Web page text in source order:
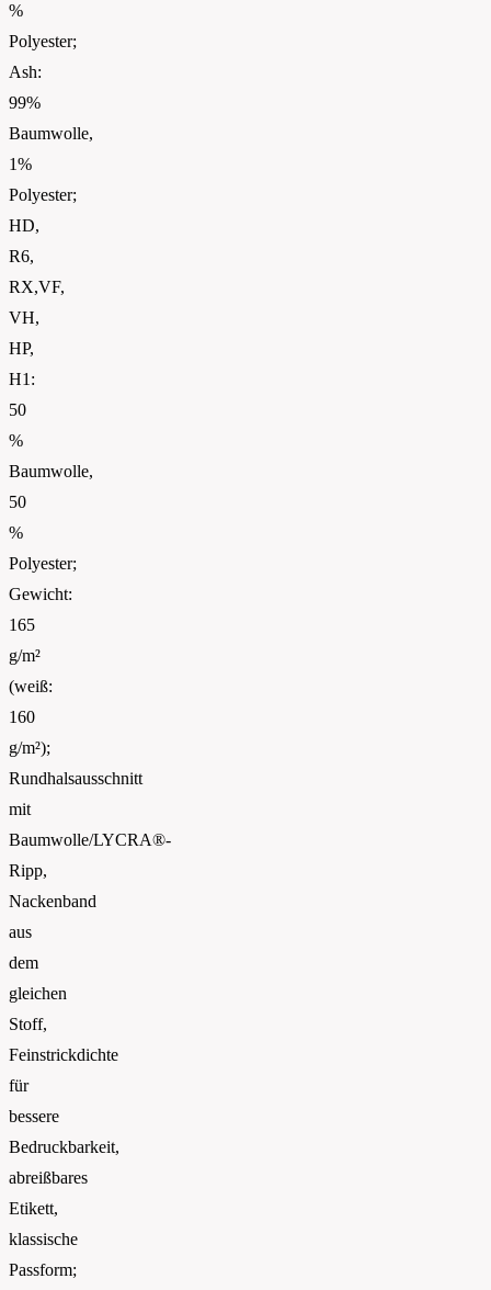
%
Polyester;
Ash:
99%
Baumwolle,
1%
Polyester;
HD,
R6,
RX,VF,
VH,
HP,
H1:
50
%
Baumwolle,
50
%
Polyester;
Gewicht:
165
g/m²
(weiß:
160
g/m²);
Rundhalsausschnitt
mit
Baumwolle/LYCRA®-
Ripp,
Nackenband
aus
dem
gleichen
Stoff,
Feinstrickdichte
für
bessere
Bedruckbarkeit,
abreißbares
Etikett,
klassische
Passform;